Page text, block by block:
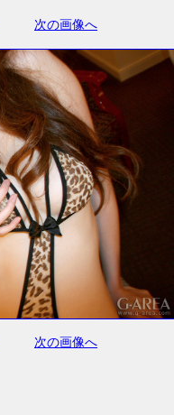
次の画像へ
次の画像へ